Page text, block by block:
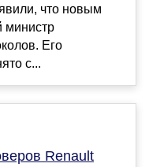
что новым
министр
Его
с...
Renault